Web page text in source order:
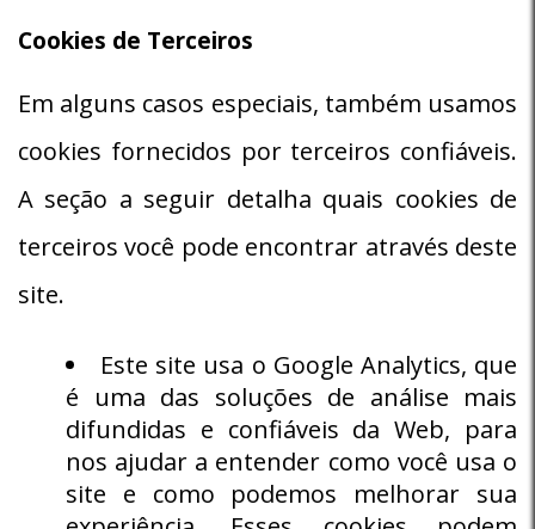
Cookies de Terceiros
Em alguns casos especiais, também usamos
cookies fornecidos por terceiros confiáveis.
A seção a seguir detalha quais cookies de
terceiros você pode encontrar através deste
site.
Este site usa o Google Analytics, que
é uma das soluções de análise mais
difundidas e confiáveis ​​da Web, para
nos ajudar a entender como você usa o
site e como podemos melhorar sua